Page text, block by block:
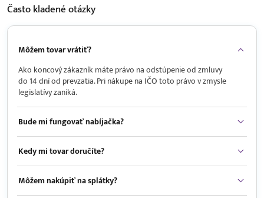
Často kladenéotázky
Môžem tovar vrátiť?
Ako koncový zákazník máte právo na odstúpenie od zmluvy
do 14 dní od prevzatia. Pri nákupe na IČO toto právo v zmysle
legislatívy zaniká.
Bude mi fungovať nabíjačka?
Kedy mi tovar doručíte?
Môžem nakúpiť na splátky?